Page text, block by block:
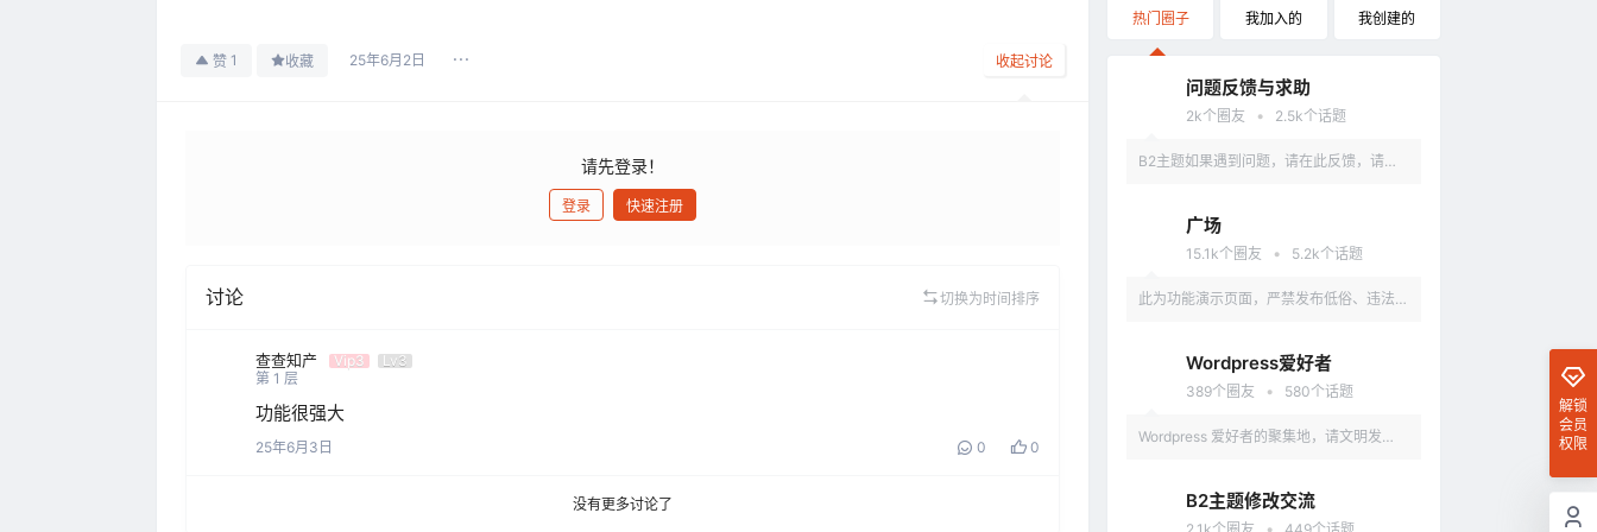
赞 1 收藏 25年6月2日 收起讨论
请先登录！
登录 快速注册
讨论 切换为时间排序
查查知产 Vip3
Lv3
第 1 层
功能很强大
25年6月3日 0 0
没有更多讨论了
热门圈子 我加入的 我创建的
问题反馈与求助
2k个圈友 • 2.5k个话题
B2主题如果遇到问题，请在此反馈，请具
广场
15.1k个圈友 • 5.2k个话题
此为功能演示页面，严禁发布低俗、违法、
Wordpress爱好者
389个圈友 • 580个话题
Wordpress 爱好者的聚集地，请文明发
B2主题修改交流
解锁
会员
权限